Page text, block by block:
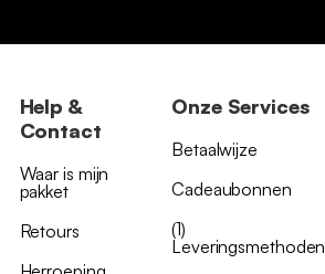
Help &
Contact
Waar is mijn
pakket
Retours
Onze Services
Betaalwijze
Cadeaubonnen
(1)
Leveringsmethoden